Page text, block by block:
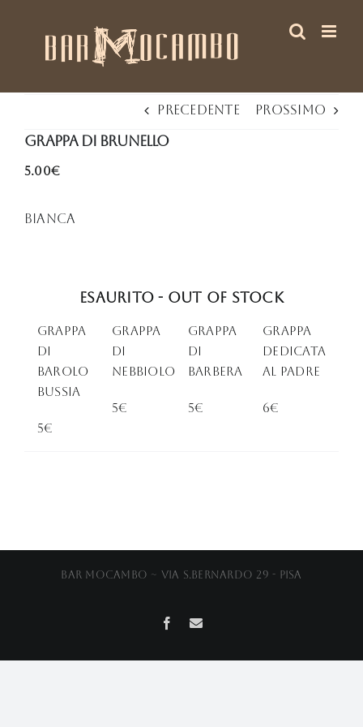
Precedente Prossimo
Grappa di Brunello
5.00€
Bianca
Esaurito - Out of stock
GRAPPA
DI
BAROLO
BUSSIA
5€
Grappa
di
Nebbiolo
5€
Grappa
di
Barbera
5€
GRAPPA
Dedicata
al Padre
6€
Bar Mocambo ~ Via S.Bernardo 29 - Pisa
Facebook
Email